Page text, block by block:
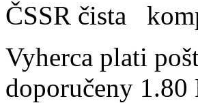
ČSSR čista
Vyherca plati
doporučeny